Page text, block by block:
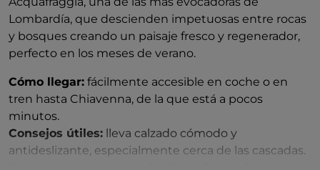
Lombardía, que descienden impetuosas entre rocas
y bosques creando un paisaje fresco y regenerador,
perfecto en los meses de verano.
Cómo llegar: fácilmente accesible en coche o en
tren hasta Chiavenna, de la que está a pocos
minutos.
Consejos útiles: lleva calzado cómodo y
antideslizante, especialmente cerca de las cascadas.